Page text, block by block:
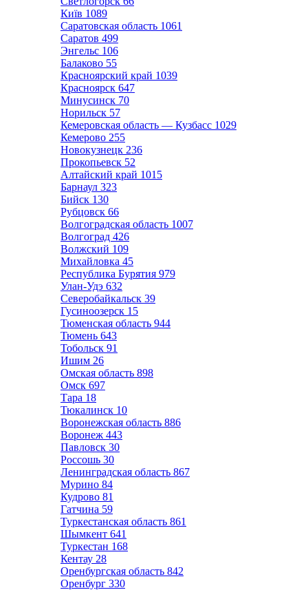
Київ 1089
Саратовская область 1061
Саратов 499
Энгельс 106
Балаково 55
Красноярский край 1039
Красноярск 647
Минусинск 70
Норильск 57
Кемеровская область — Кузбасс 1029
Кемерово 255
Новокузнецк 236
Прокопьевск 52
Алтайский край 1015
Барнаул 323
Бийск 130
Рубцовск 66
Волгоградская область 1007
Волгоград 426
Волжский 109
Михайловка 45
Республика Бурятия 979
Улан-Удэ 632
Северобайкальск 39
Гусиноозерск 15
Тюменская область 944
Тюмень 643
Тобольск 91
Ишим 26
Омская область 898
Омск 697
Тара 18
Тюкалинск 10
Воронежская область 886
Воронеж 443
Павловск 30
Россошь 30
Ленинградская область 867
Мурино 84
Кудрово 81
Гатчина 59
Туркестанская область 861
Шымкент 641
Туркестан 168
Кентау 28
Оренбургская область 842
Оренбург 330